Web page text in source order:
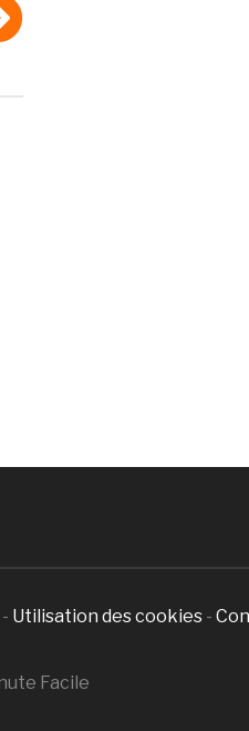
- Utilisation des cookies -
Facile